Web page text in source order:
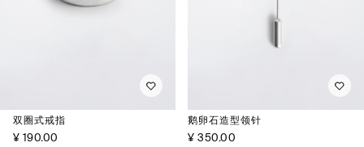
双圈式戒指
¥ 190.00
鹅卵石造型领针
¥ 350.00